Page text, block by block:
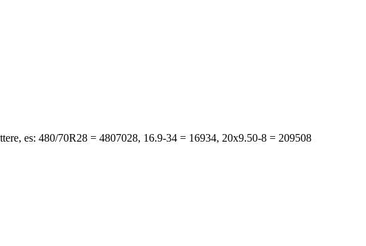
es: 480/70R28 = 4807028, 16.9-34 = 16934, 20x9.50-8 = 209508